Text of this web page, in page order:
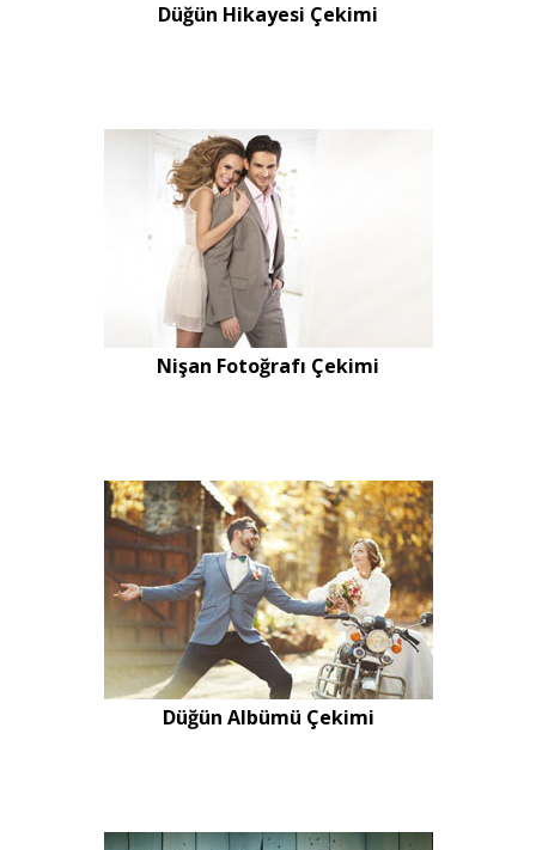
Düğün Hikayesi Çekimi
Nişan Fotoğrafı Çekimi
Düğün Albümü Çekimi